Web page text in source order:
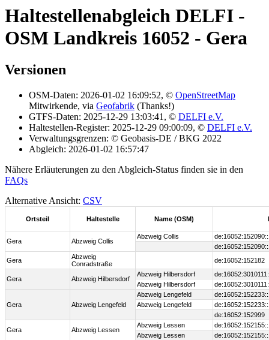
Haltestellenabgleich DELFI -
OSM Landkreis 16052 - Gera
Versionen
OSM-Daten: 2026-01-02 16:09:52, © OpenStreetMap
Mitwirkende, via Geofabrik (Thanks!)
GTFS-Daten: 2025-12-29 13:03:41, © DELFI e.V.
Haltestellen-Register: 2025-12-29 09:00:09, © DELFI e.V.
Verwaltungsgrenzen: © Geobasis-DE / BKG 2022
Abgleich: 2026-01-02 16:57:47
Nähere Erläuterungen zu den Abgleich-Status finden sie in den
FAQs
Alternative Ansicht: CSV
Ortsteil Haltestelle Name (OSM)
Gera Abzweig Collis
Abzweig Collis
Gera
Abzweig
Conradstraße
de:16052:152182
Gera Abzweig Hilbersdorf
Abzweig Hilbersdorf
Abzweig Hilbersdorf
Gera Abzweig Lengefeld
Abzweig Lengefeld
Abzweig Lengefeld
de:16052:152999
Gera Abzweig Lessen
Abzweig Lessen
Abzweig Lessen